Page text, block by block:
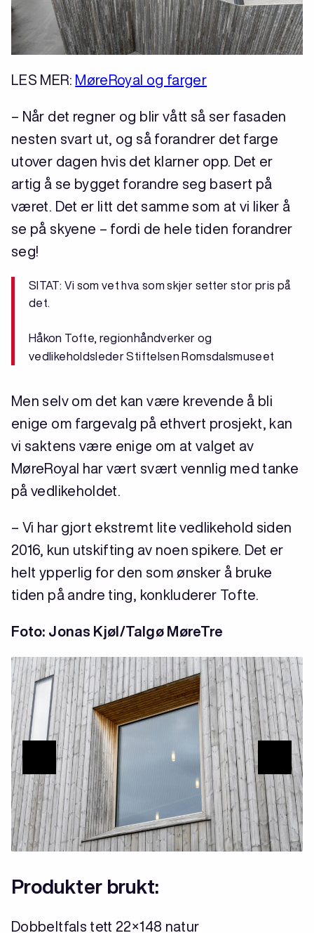
LES MER: MøreRoyal og farger
– Når det regner og blir vått så ser fasaden
nesten svart ut, og så forandrer det farge
utover dagen hvis det klarner opp. Det er
artig å se bygget forandre seg basert på
været. Det er litt det samme som at vi liker å
se på skyene – fordi de hele tiden forandrer
seg!
SITAT: Vi som vet hva som skjer setter stor pris på
det.
Håkon Tofte, regionhåndverker og
vedlikeholdsleder Stiftelsen Romsdalsmuseet
Men selv om det kan være krevende å bli
enige om fargevalg på ethvert prosjekt, kan
vi saktens være enige om at valget av
MøreRoyal har vært svært vennlig med tanke
på vedlikeholdet.
– Vi har gjort ekstremt lite vedlikehold siden
2016, kun utskifting av noen spikere. Det er
helt ypperlig for den som ønsker å bruke
tiden på andre ting, konkluderer Tofte.
Foto: Jonas Kjøl/Talgø MøreTre
Produkter brukt:
Dobbeltfals tett 22×148 natur